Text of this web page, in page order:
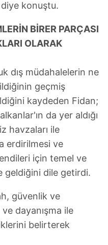
diye konuştu.
BİRER PARÇASI
OLARAK
dış müdahalelerin ne
geçmiş
kaydeden Fidan;
da yer aldığı
havzaları ile
erdirilmesi ve
için temel ve
geldiğini dile getirdi.
güvenlik ve
dayanışma ile
belirterek